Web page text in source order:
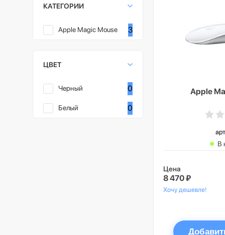
КАТЕГОРИИ
Apple Magic Mouse 3
ЦВЕТ
Черный 0
Белый 0
Apple
В
Цена
8 470 ₽
Хочу дешевле!